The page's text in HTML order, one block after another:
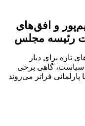
و افق‌های
رئیسه مجلس
تازه برای دیار
گاهی برخی
فراتر می‌روند